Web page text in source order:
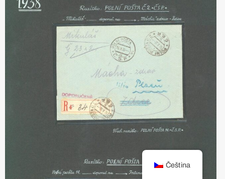
Čeština